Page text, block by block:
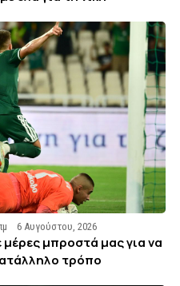
6 Αυγούστου, 2026
μπροστά μας για να
τρόπο